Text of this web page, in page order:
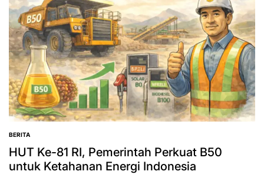
POSTED
IN
BERITA
HUT Ke-81 RI, Pemerintah Perkuat B50
untuk Ketahanan Energi Indonesia